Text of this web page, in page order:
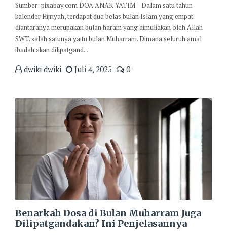
Sumber: pixabay.com DOA ANAK YATIM – Dalam satu tahun
kalender Hijriyah, terdapat dua belas bulan Islam yang empat
diantaranya merupakan bulan haram yang dimuliakan oleh Allah
SWT. salah satunya yaitu bulan Muharram. Dimana seluruh amal
ibadah akan dilipatgand...
dwiki dwiki Juli 4, 2025 0
Benarkah Dosa di Bulan Muharram Juga
Dilipatgandakan? Ini Penjelasannya